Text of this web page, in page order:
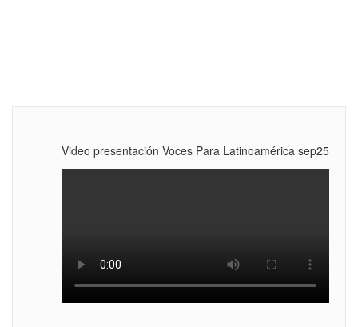
Video presentación Voces Para Latinoamérica sep25